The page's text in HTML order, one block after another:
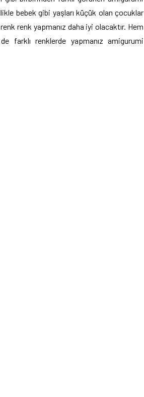
bebek gibi yaşları küçük olan çocuklar
renk yapmanız daha iyi olacaktır. Hem
farklı renklerde yapmanız amigurumi